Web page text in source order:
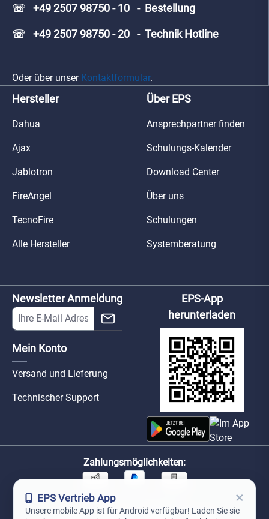
☏ +49 2507 98750 - 10 - Bestellung
☏ +49 2507 98750 - 20 - Technik Hotline
Oder über unser Kontaktformular.
Hersteller
Dahua
Ajax
Jablotron
FireAngel
TecnoFire
Alle Hersteller
Über EPS
Ansprechpartner finden
Schulungs-Kalender
Download Center
Über uns
Schulungen
Systemberatung
Newsletter Anmeldung
Mein Konto
Versand und Lieferung
Technischer Support
EPS-App
herunterladen
Zahlungsmöglichkeiten:
Unsere Versandpartner:
EPS Vertrieb App ×
Unsere mobile App ist für Android verfügbar! Laden Sie sie